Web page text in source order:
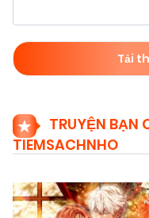
Tải
TRUYỆN BẠN
TIEMSACHNHO